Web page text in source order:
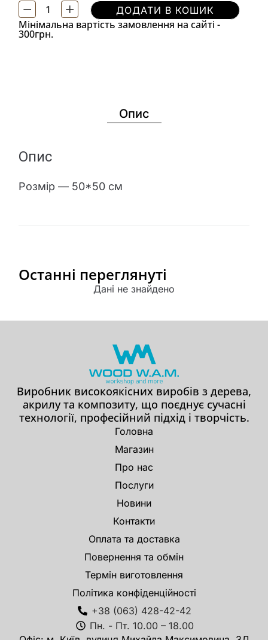
ДОДАТИ В КОШИК
Мінімальна вартість замовлення на сайті -
300грн.
Опис
Опис
Розмір — 50*50 см
Останні переглянуті
Дані не знайдено
Виробник високоякісних виробів з дерева,
акрилу та композиту, що поєднує сучасні
технології, професійний підхід і творчість.
Головна
Магазин
Про нас
Послуги
Новини
Контакти
Оплата та доставка
Повернення та обмін
Термін виготовлення
Політика конфіденційності
+38 (063) 428-42-42
Пн. - Пт. 10.00 – 18.00